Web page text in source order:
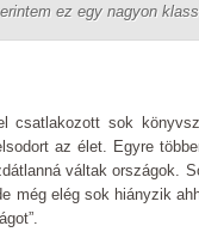
ez egy nagyon
csatlakozott sok
az élet. Egyre
váltak országok.
még elég sok hiányzik